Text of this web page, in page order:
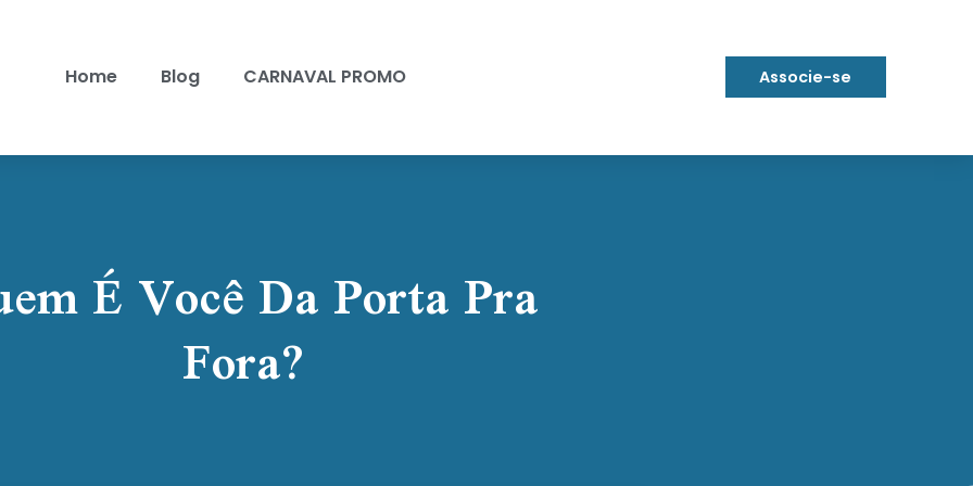
Home Blog CARNAVAL PROMO Associe-se
É Você Da Porta Pra
Fora?